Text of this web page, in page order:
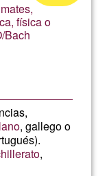
física o
Bach
, gallego o
,
de
G1